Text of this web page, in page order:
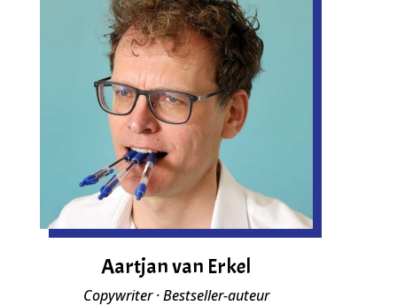
Aartjan van Erkel
Copywriter · Bestseller-auteur